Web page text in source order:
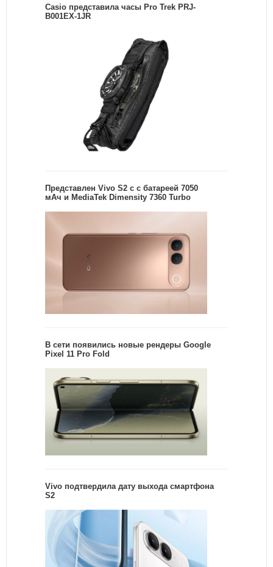
Casio представила часы Pro Trek PRJ-
B001EX-1JR
Представлен Vivo S2 с с батареей 7050
мАч и MediaTek Dimensity 7360 Turbo
В сети появились новые рендеры Google
Pixel 11 Pro Fold
Vivo подтвердила дату выхода смартфона
S2